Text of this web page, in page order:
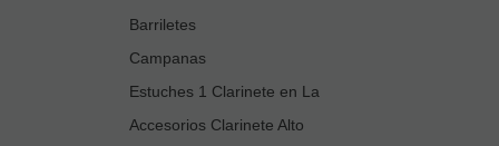
Barriletes
Campanas
Estuches 1 Clarinete en La
Accesorios Clarinete Alto